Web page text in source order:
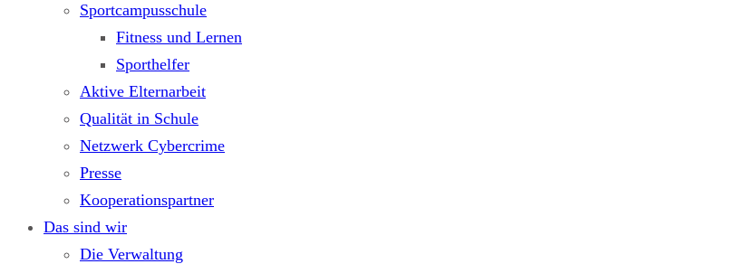
Sportcampusschule
Fitness und Lernen
Sporthelfer
Aktive Elternarbeit
Qualität in Schule
Netzwerk Cybercrime
Presse
Kooperationspartner
Das sind wir
Die Verwaltung